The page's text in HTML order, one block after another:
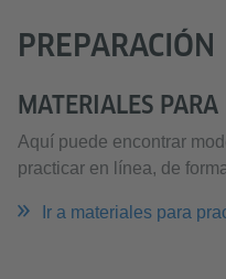
PREPARACIÓN
MATERIALES PARA
Aquí puede encontrar
practicar en línea, de
Ir a materiales para